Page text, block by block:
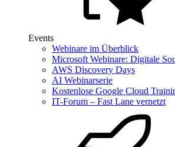
Events
Webinare im Überblick
Microsoft Webinare: Digitale
AWS Discovery Days
AI Webinarserie
Kostenlose Google Cloud
IT-Forum – Fast Lane vernetzt